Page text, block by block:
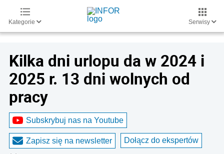
Kategorie Serwisy
Kilka dni urlopu da w 2024 i
2025 r. 13 dni wolnych od
pracy
Subskrybuj nas na Youtube
Zapisz się na newsletter Dołącz do ekspertów